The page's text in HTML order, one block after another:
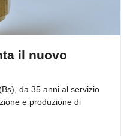
il nuovo
da 35 anni al servizio
e produzione di